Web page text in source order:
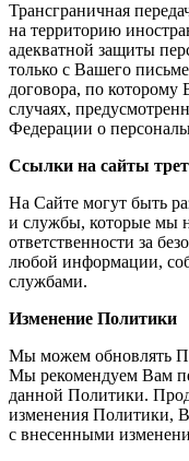
Трансграничная
на территорию
адекватной защиты
только с Вашего
договора, по которому
случаях,
Федерации о
Ссылки на сайты
На Сайте могут быть
и службы, которые мы
ответственности за
любой информации,
службами.
Изменение Политики
Мы можем обновлять
Мы рекомендуем Вам
данной Политики.
изменения Политики,
с внесенными